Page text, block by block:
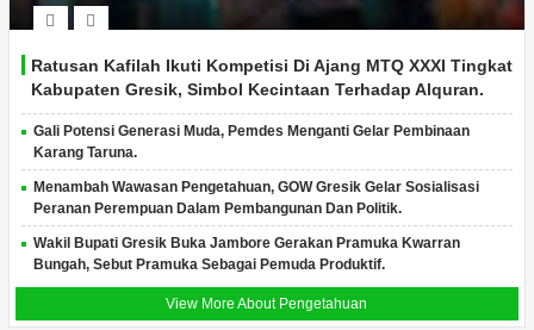
Ratusan Kafilah Ikuti Kompetisi Di Ajang MTQ XXXI Tingkat
Kabupaten Gresik, Simbol Kecintaan Terhadap Alquran.
Gali Potensi Generasi Muda, Pemdes Menganti Gelar Pembinaan
Karang Taruna.
Menambah Wawasan Pengetahuan, GOW Gresik Gelar Sosialisasi
Peranan Perempuan Dalam Pembangunan Dan Politik.
Wakil Bupati Gresik Buka Jambore Gerakan Pramuka Kwarran
Bungah, Sebut Pramuka Sebagai Pemuda Produktif.
View More About Pengetahuan